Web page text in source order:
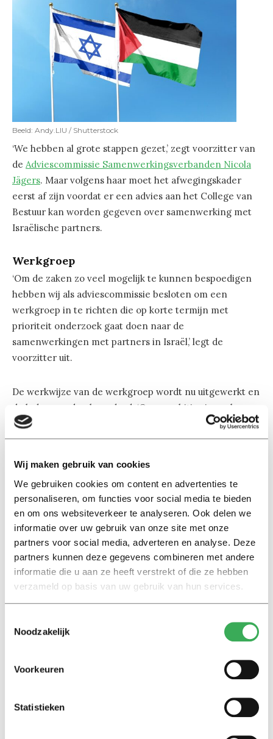
Wij maken gebruik van cookies
We gebruiken cookies om content en advertenties te
personaliseren, om functies voor social media te bieden
en om ons websiteverkeer te analyseren. Ook delen we
informatie over uw gebruik van onze site met onze
partners voor social media, adverteren en analyse. Deze
partners kunnen deze gegevens combineren met andere
informatie die u aan ze heeft verstrekt of die ze hebben
verzameld op basis van uw gebruik van hun services.
Noodzakelijk
Voorkeuren
Statistieken
Beeld: Andy.LIU / Shutterstock
‘We hebben al grote stappen gezet,’ zegt voorzitter van
de Adviescommissie Samenwerkingsverbanden Nicola
Jägers. Maar volgens haar moet het afwegingskader
eerst af zijn voordat er een advies aan het College van
Bestuur kan worden gegeven over samenwerking met
Israëlische partners.
Werkgroep
‘Om de zaken zo veel mogelijk te kunnen bespoedigen
hebben wij als adviescommissie besloten om een
werkgroep in te richten die op korte termijn met
prioriteit onderzoek gaat doen naar de
samenwerkingen met partners in Israël,’ legt de
voorzitter uit.
De werkwijze van de werkgroep wordt nu uitgewerkt en
de leden worden benaderd. ‘Onze ambities is om hen op
korte termijn bij elkaar te brengen zodat zij snel aan de
slag kunnen,’ voegt ze toe.
Eerder kregen de demonstranten een andere
boodschap te horen. De universiteit vertelde hen dat de
adviescommissie eind juni het College van Bestuur
adviseert over de samenwerkingsverbanden. Volgens
Jägers heeft de adviescommissie zelf nooit over deze
datum gesproken: ‘De commissie werkt onafhankelijk en
bepaalt eigen werkwijze en tempo.’
Zomerreces
Jägers benadrukt dat dit proces niet lang zal duren en
dat er snel, maar zorgvuldig, gewerkt wordt: ‘Wij
te kunnen geven over de tijdlijn. Gedurende de zomer
werken wij natuurlijk wel door aan onze opdracht.’